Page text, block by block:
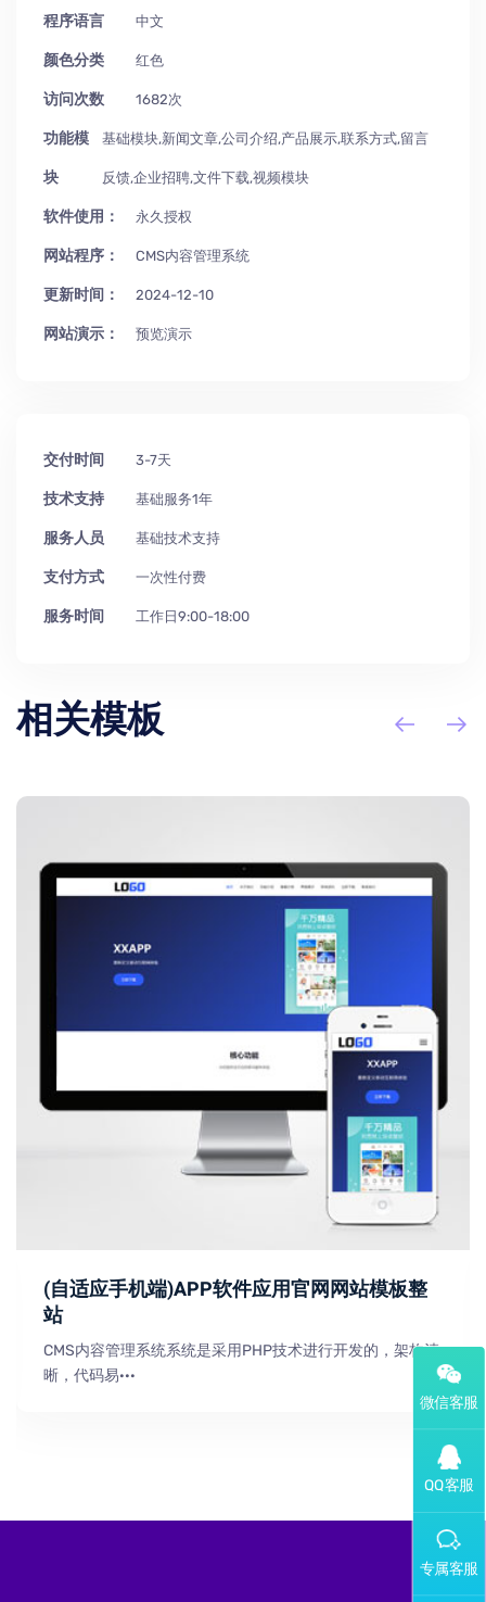
程序语言 中文
颜色分类 红色
访问次数 1682次
功能模
块
基础模块,新闻文章,公司介绍,产品展示,联系方式,留言
反馈,企业招聘,文件下载,视频模块
软件使用： 永久授权
网站程序： CMS内容管理系统
更新时间： 2024-12-10
网站演示： 预览演示
交付时间 3-7天
技术支持 基础服务1年
服务人员 基础技术支持
支付方式 一次性付费
服务时间 工作日9:00-18:00
相关模板
(自适应手机端)APP软件应用官网网站模板整
站
CMS内容管理系统系统是采用PHP技术进行开发的，架构清
晰，代码易···